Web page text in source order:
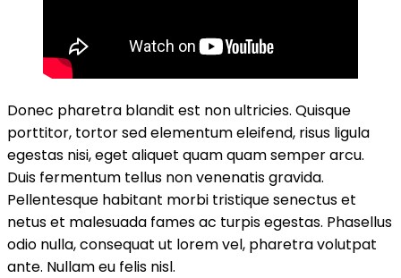
Donec pharetra blandit est non ultricies. Quisque
porttitor, tortor sed elementum eleifend, risus ligula
egestas nisi, eget aliquet quam quam semper arcu.
Duis fermentum tellus non venenatis gravida.
Pellentesque habitant morbi tristique senectus et
netus et malesuada fames ac turpis egestas. Phasellus
odio nulla, consequat ut lorem vel, pharetra volutpat
ante. Nullam eu felis nisl.